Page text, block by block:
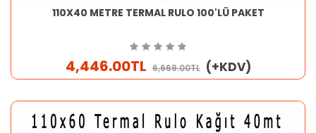
110X40 METRE TERMAL RULO 100'LÜ PAKET
4,446.00TL 6,669.00TL (+KDV)